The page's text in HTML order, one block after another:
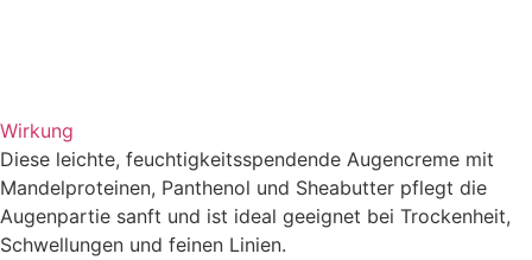
Wirkung
Diese leichte, feuchtigkeitsspendende Augencreme mit
Mandelproteinen, Panthenol und Sheabutter pflegt die
Augenpartie sanft und ist ideal geeignet bei Trockenheit,
Schwellungen und feinen Linien.